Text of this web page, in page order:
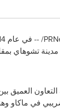
/ -- في عام 2014، اختار
تشوهاي
العميق بين
في ماكاو